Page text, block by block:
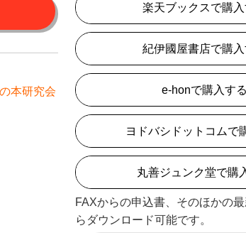
本研究会
楽天ブックスで購入
紀伊國屋書店で購入
e-honで購入する
ヨドバシドットコムで
丸善ジュンク堂で購
FAXからの申込書、そのほかの
らダウンロード可能です。